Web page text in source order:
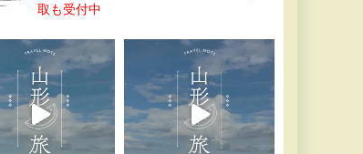
取も受付中